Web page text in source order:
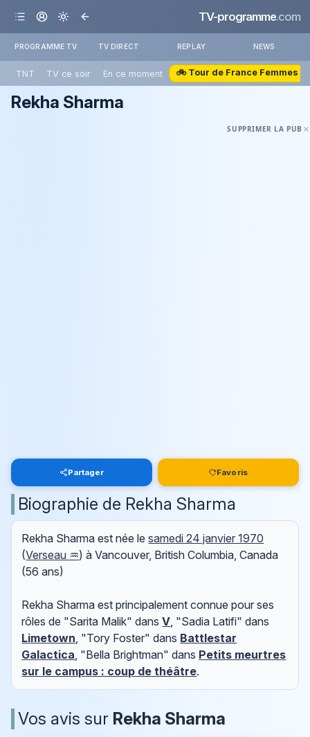
TV-programme.com
PROGRAMME TV TV DIRECT REPLAY NEWS
TNT TV ce soir En ce moment 🚲 Tour de France Femmes
Rekha Sharma
SUPPRIMER LA PUB
Partager Favoris
Biographie de Rekha Sharma
Rekha Sharma est née lesamedi 24 janvier 1970
(Verseau ♒) à Vancouver, British Columbia, Canada
(56 ans)
Rekha Sharma est principalement connue pour ses
rôles de "Sarita Malik" dansV, "Sadia Latifi" dans
Limetown, "Tory Foster" dans Battlestar
Galactica, "Bella Brightman" dans Petits meurtres
sur le campus : coup de théâtre.
Vos avis sur Rekha Sharma